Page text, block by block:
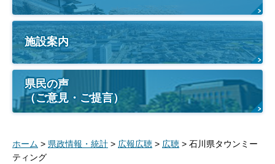
施設案内
県民の声
（ご意見・ご提言）
ホーム > 県政情報・統計 > 広報広聴 > 広聴 > 石川県タウンミー
ティング